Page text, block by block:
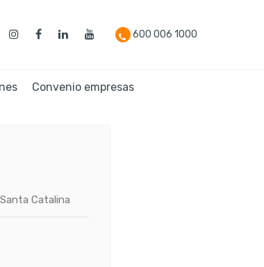
600 006 1000
Convenio empresas
Catalina